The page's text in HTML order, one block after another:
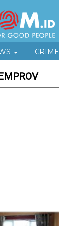
CRIME